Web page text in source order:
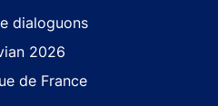
dialoguons
2026
de France